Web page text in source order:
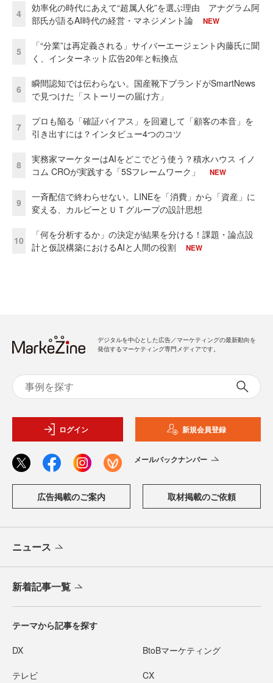
4
効率化の時代にあえて“超属人化”を選ぶ理由 アナグラム阿
部氏が語るAI時代の経営・マネジメント論
NEW
5
「“分業”は再定義される」サイバーエージェント内藤氏に聞
く、インターネット広告20年と転換点
6
瞬間認知では伝わらない。国産靴下ブランドがSmartNews
で見つけた「ストーリーの届け方」
7
プロも陥る「確証バイアス」を回避して「顧客の本音」を
引き出すには？インタビュー4つのコツ
8
実務家マーケターはAIをどこでどう使う？積水ハウス イノ
コム CROが実践する「5Sフレームワーク」
NEW
9
一斉配信で終わらせない。LINEを「消費」から「資産」に
変える、カルビーとＵＴグループの設計思想
10
「何を分析するか」の決定が結果を分ける！課題・論点設
計と仮説構築におけるAIと人間の役割
NEW
デジタルを中心とした広告／マーケティングの最新動向を
発信するマーケティング専門メディアです。
ログイン 新規会員登録
メールバックナンバー
広告掲載のご案内 取材掲載のご依頼
ニュース
新着記事一覧
テーマから記事を探す
DX BtoBマーケティング
テレビ CX